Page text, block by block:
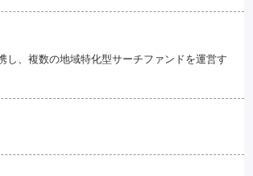
し、複数の地域特化型サーチファンドを運営す